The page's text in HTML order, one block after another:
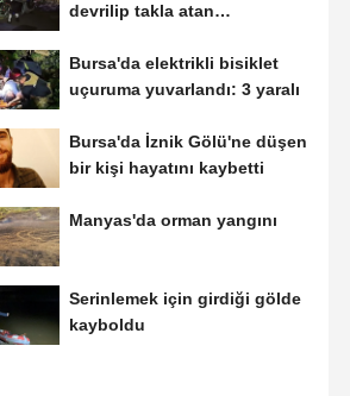
devrilip takla atan
Bursa'da elektrikli bisiklet
uçuruma yuvarlandı: 3 yaralı
Bursa'da İznik Gölü'ne düşen
bir kişi hayatını kaybetti
Manyas'da orman yangını
Serinlemek için girdiği gölde
kayboldu